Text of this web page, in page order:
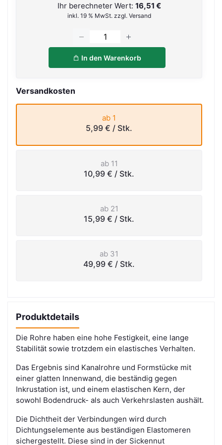
Ihr berechneter Wert: 16,51 €
inkl. 19 % MwSt. zzgl. Versand
In den Warenkorb
Versandkosten
ab 1
5,99 € / Stk.
ab 11
10,99 € / Stk.
ab 21
15,99 € / Stk.
ab 31
49,99 € / Stk.
Produktdetails
Die Rohre haben eine hohe Festigkeit, eine lange
Stabilität sowie trotzdem ein elastisches Verhalten.
Das Ergebnis sind Kanalrohre und Formstücke mit
einer glatten Innenwand, die beständig gegen
Inkrustation ist, und einem elastischen Kern, der
sowohl Bodendruck- als auch Verkehrslasten aushält.
Die Dichtheit der Verbindungen wird durch
Dichtungselemente aus beständigen Elastomeren
sichergestellt. Diese sind in der Sickennut